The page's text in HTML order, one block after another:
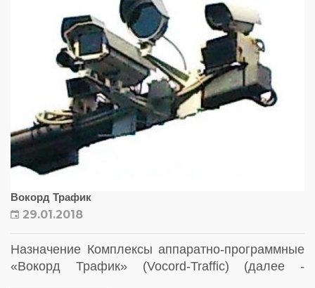
Вокорд Трафик
29.01.2018
Назначение Комплексы аппаратно-программные
«Вокорд Трафик» (Vocord-Traffic) (далее -